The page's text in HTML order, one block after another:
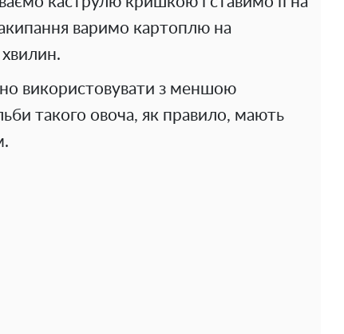
варимо картоплю на
використовувати з меншою
такого овоча, як правило, мають